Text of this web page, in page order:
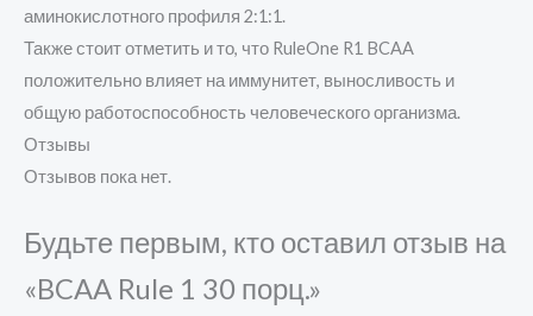
аминокислотного профиля 2:1:1.
Также стоит отметить и то, что RuleOne R1 BCAA
положительно влияет на иммунитет, выносливость и
общую работоспособность человеческого организма.
Отзывы
Отзывов пока нет.
Будьте первым, кто оставил отзыв на
«BCAA Rule 1 30 порц.»